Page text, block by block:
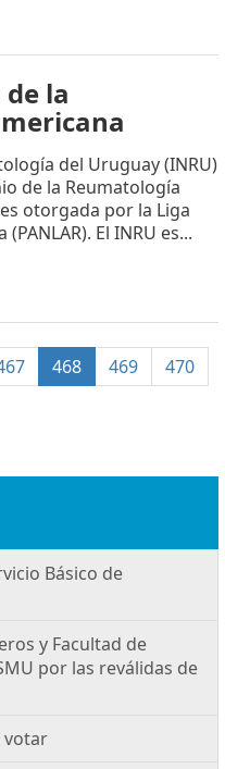
la
del Uruguay (INRU)
de la Reumatología
otorgada por la Liga
El INRU es...
468(current)
469
470
Básico de
y Facultad de
por las reválidas de
votar